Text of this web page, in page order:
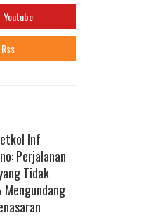
Inf
Perjalanan
Tidak
Mengundang